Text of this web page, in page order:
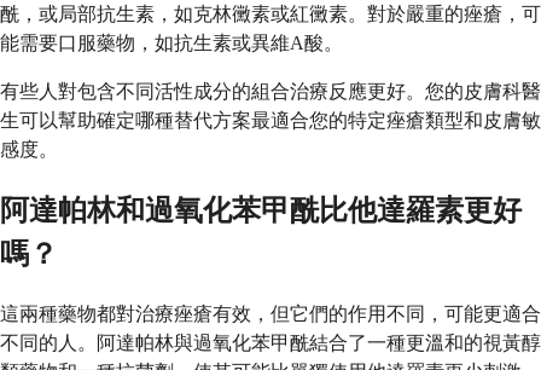
酰，或局部抗生素，如克林黴素或紅黴素。對於嚴重的痤瘡，可
能需要口服藥物，如抗生素或異維A酸。
有些人對包含不同活性成分的組合治療反應更好。您的皮膚科醫
生可以幫助確定哪種替代方案最適合您的特定痤瘡類型和皮膚敏
感度。
阿達帕林和過氧化苯甲酰比他達羅素更好
嗎？
這兩種藥物都對治療痤瘡有效，但它們的作用不同，可能更適合
不同的人。阿達帕林與過氧化苯甲酰結合了一種更溫和的視黃醇